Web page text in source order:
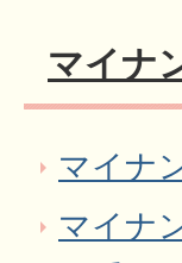
マイナ
マイナ
マイナ